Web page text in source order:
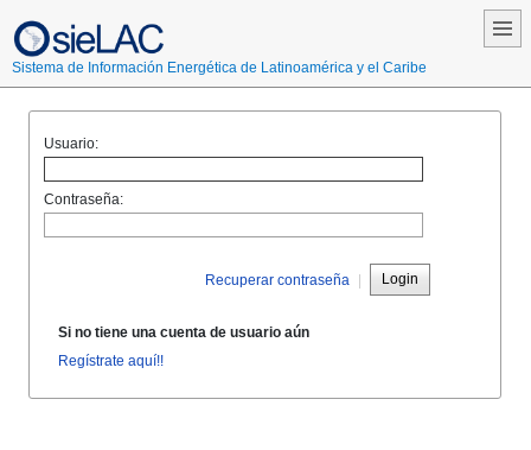
Sistema de Información Energética de Latinoamérica y el Caribe
Usuario:
Contraseña:
Recuperar contraseña | Login
Si no tiene una cuenta de usuario aún
Regístrate aquí!!